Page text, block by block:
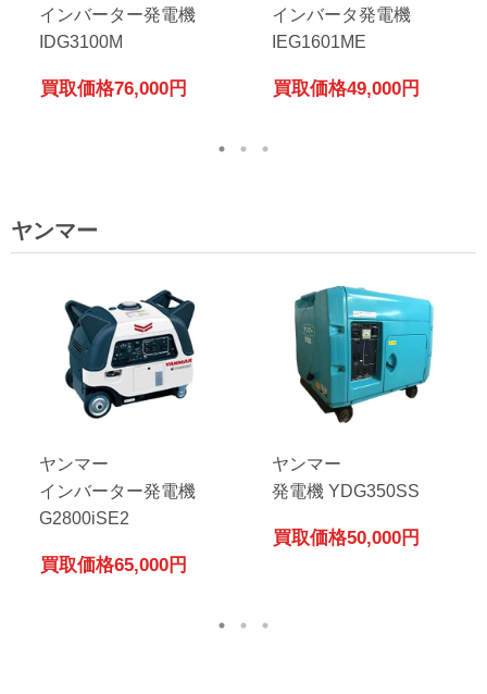
インバーター発電機
IDG3100M
買取価格76,000円
インバータ発電機
IEG1601ME
買取価格49,000円
ヤンマー
ヤンマー
インバーター発電機
G2800iSE2
買取価格65,000円
ヤンマー
発電機 YDG350SS
買取価格50,000円